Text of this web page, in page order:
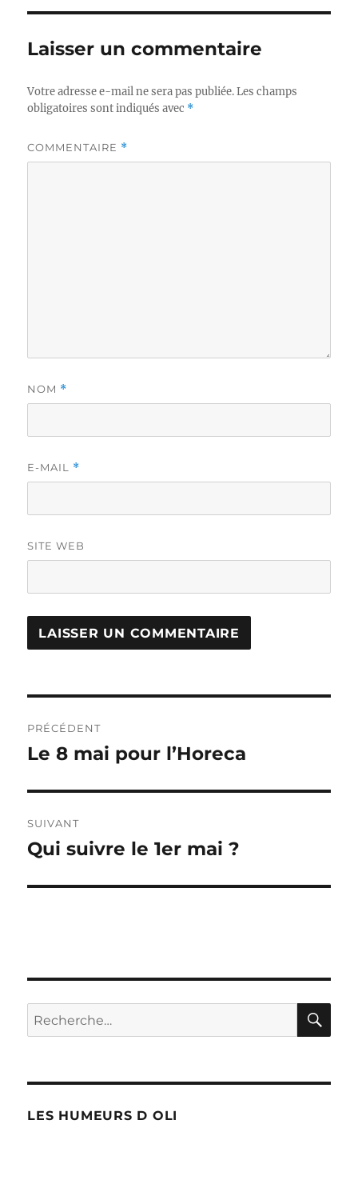
Laisser un commentaire
Votre adresse e-mail ne sera pas publiée. Les champs
obligatoires sont indiqués avec *
COMMENTAIRE *
NOM *
E-MAIL *
SITE WEB
de
PRÉCÉDENT
Publication
Le 8 mai pour l’Horeca
SUIVANT
Publication
Qui suivre le 1er mai ?
Recherche
pour :
LES HUMEURS D OLI